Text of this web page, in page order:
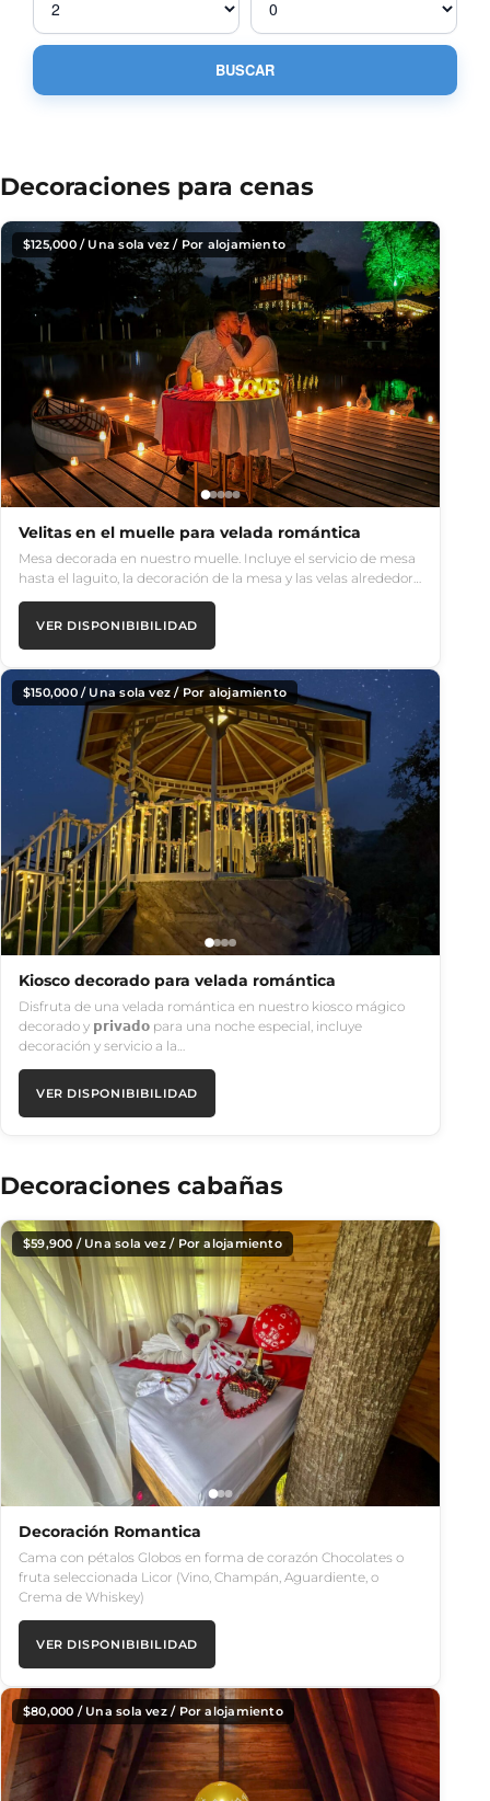
Decoraciones para cenas
$125,000/ Una sola vez / Por alojamiento
Velitas en el muelle para velada romántica
Mesa decorada en nuestro muelle. Incluye el servicio de mesa
hasta el laguito, la decoración de la mesa y las velas alrededor…
VER DISPONIBIBILIDAD
$150,000/ Una sola vez / Por alojamiento
Kiosco decorado para velada romántica
Disfruta de una velada romántica en nuestro kiosco mágico
decorado y 𝗽𝗿𝗶𝘃𝗮𝗱𝗼 para una noche especial, incluye
decoración y servicio a la…
VER DISPONIBIBILIDAD
Decoraciones cabañas
$59,900 / Una sola vez / Por alojamiento
Decoración Romantica
Cama con pétalos Globos en forma de corazón Chocolates o
fruta seleccionada Licor (Vino, Champán, Aguardiente, o
Crema de Whiskey)
VER DISPONIBIBILIDAD
$80,000 / Una sola vez / Por alojamiento